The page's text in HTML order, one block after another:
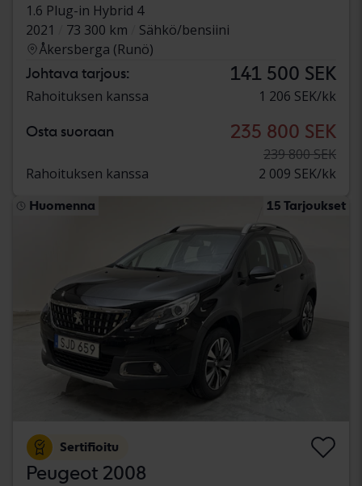
1.6 Plug-in Hybrid 4
2021
73 300 km
Sähkö/bensiini
Åkersberga (Runö)
Johtava tarjous: 141 500 SEK
Rahoituksen kanssa 1 206 SEK/kk
Osta suoraan 235 800 SEK
239 800 SEK
Rahoituksen kanssa
2 009 SEK/kk
Huomenna 15 Tarjoukset
Sertifioitu
Peugeot 2008